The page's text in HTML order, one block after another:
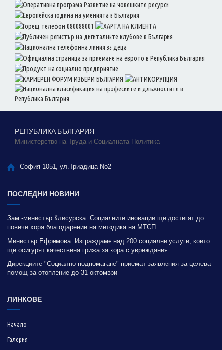
РЕПУБЛИКА БЪЛГАРИЯ
Министерство на Труда и Социалната Политика
София 1051, ул.Триадица No2
ПОСЛЕДНИ НОВИНИ
Зам.-министър Клисурска: Социалните иновации ще достигат до
повече хора благодарение на методика на МТСП
Министър Ефремова: Изграждаме над 200 социални услуги, които
ще осигурят качествена грижа за хора с увреждания
Дирекциите "Социално подпомагане" приемат заявления за целева
помощ за отопление до 31 октомври
ЛИНКОВЕ
Начало
Галерия